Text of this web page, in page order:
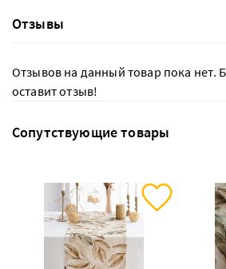
Отзывы
Отзывов на данный товар пока нет.
оставит отзыв!
Сопутствующие товары